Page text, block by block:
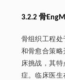
3.2.2 骨
骨组织工程
和骨愈合策
床挑战，其
症。临床医